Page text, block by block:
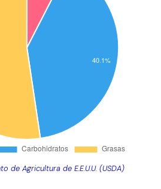
de Agricultura de E.E.U.U. (USDA)